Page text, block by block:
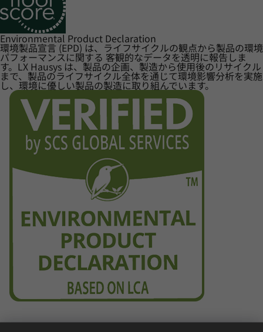
Environmental Product Declaration
環境製品宣言 (EPD) は、ライフサイクルの観点から製品の環境
パフォーマンスに関する 客観的なデータを透明に報告しま
す。LX Hausys は、製品の企画、製造から使用後のリサイクル
まで、製品のライフサイクル全体を通じて環境影響分析を実施
し、環境に優しい製品の製造に取り組んでいます。